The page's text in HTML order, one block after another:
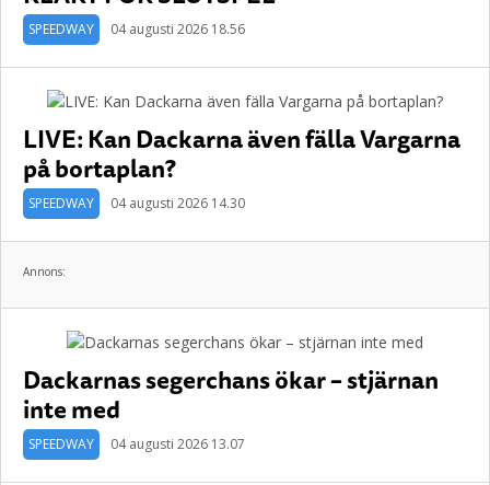
SPEEDWAY 04 augusti 2026 18.56
LIVE: Kan Dackarna även fälla Vargarna
på bortaplan?
SPEEDWAY 04 augusti 2026 14.30
Annons:
Dackarnas segerchans ökar – stjärnan
inte med
SPEEDWAY 04 augusti 2026 13.07